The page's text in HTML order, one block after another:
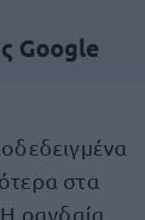
Google
στα
. Η ραγδαία